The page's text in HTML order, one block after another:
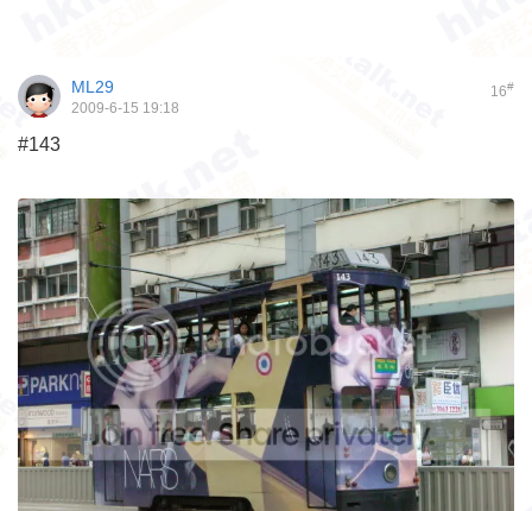
16#
ML29
2009-6-15 19:18
#143